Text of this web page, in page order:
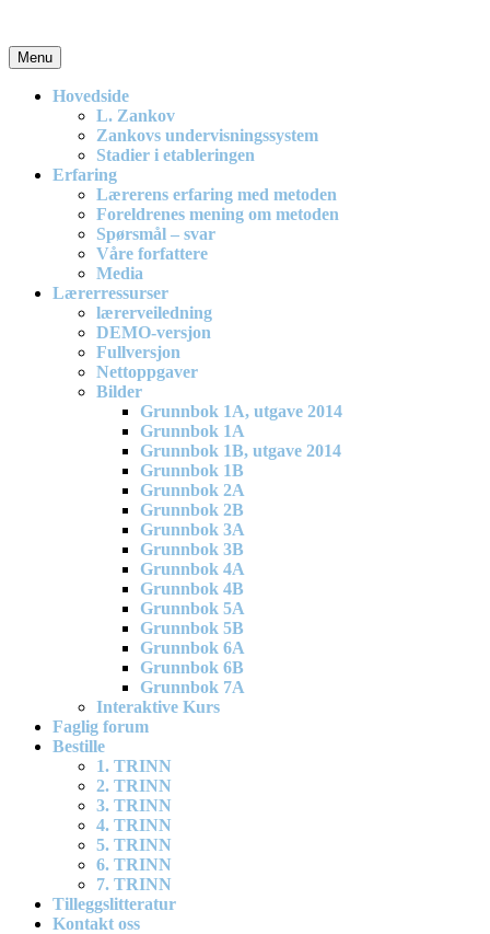
content
En effektiv og spennende modell for matematikkundervisning i
barneskolen
Menu
Hovedside
L. Zankov
Zankovs undervisningssystem
Stadier i etableringen
Erfaring
Lærerens erfaring med metoden
Foreldrenes mening om metoden
Spørsmål – svar
Våre forfattere
Media
Lærerressurser
lærerveiledning
DEMO-versjon
Fullversjon
Nettoppgaver
Bilder
Grunnbok 1A, utgave 2014
Grunnbok 1A
Grunnbok 1B, utgave 2014
Grunnbok 1B
Grunnbok 2A
Grunnbok 2B
Grunnbok 3A
Grunnbok 3B
Grunnbok 4A
Grunnbok 4B
Grunnbok 5A
Grunnbok 5B
Grunnbok 6A
Grunnbok 6B
Grunnbok 7A
Interaktive Kurs
Faglig forum
Bestille
1. TRINN
2. TRINN
3. TRINN
4. TRINN
5. TRINN
6. TRINN
7. TRINN
Tilleggslitteratur
Kontakt oss